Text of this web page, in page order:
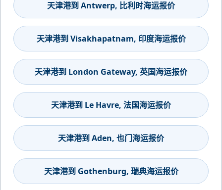
天津港到 Antwerp, 比利时海运报价
天津港到 Visakhapatnam, 印度海运报价
天津港到 London Gateway, 英国海运报价
天津港到 Le Havre, 法国海运报价
天津港到 Aden, 也门海运报价
天津港到 Gothenburg, 瑞典海运报价